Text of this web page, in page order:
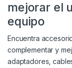
mejorar el
equipo
Encuentra
complementar y
adaptadores,